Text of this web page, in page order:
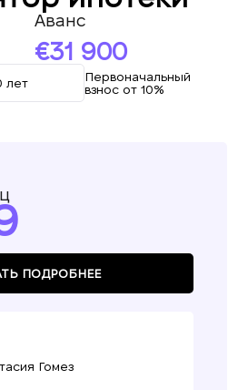
Аванс
31 900
Первоначальный
взнос от 10%
ПОДРОБНЕЕ
Гомез